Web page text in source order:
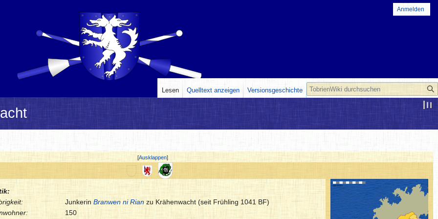
Ausklappen
JunkerinBranwen ni Rian zu Krähenwacht (seit Frühling 1041 BF)
150
Anmelden
Lesen Quelltext anzeigen Versionsgeschichte Suche